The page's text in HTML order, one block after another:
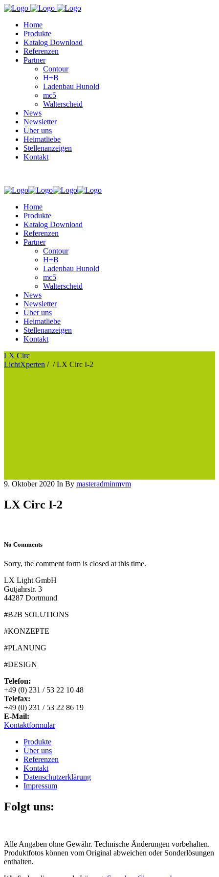
Home
Produkte
Katalog Download
Referenzen
Partner
Contour
H+B
Ladenbau Hunold
mc5
Walterscheid
News
Newsletter
Über uns
Heimatliebe
Stellenanzeigen
Kontakt
Home
Produkte
Katalog Download
Referenzen
Partner
Contour
H+B
Ladenbau Hunold
mc5
Walterscheid
News
Newsletter
Über uns
Heimatliebe
Stellenanzeigen
Kontakt
LX Circ
LichtXperten / /LX Circ I-2
9. Oktober 2020 In By masteradminmvm
LX Circ I-2
No Comments
Sorry, the comment form is closed at this time.
LX Light GmbH
Gutjahrstr. 3
44287 Dortmund
#B2B SOLUTIONS
#KONZEPTE
#PLANUNG
#DESIGN
Telefon:
+49 (0) 231 / 53 22 10 48
Telefax:
+49 (0) 231 / 53 22 86 19
E-Mail:
Kontaktformular
Produkte
Über uns
Referenzen
Kontakt
Datenschutzerklärung
Impressum
Folgt uns:
Alle Angaben ohne Gewähr. Technische Änderungen vorbehalten.
Produktfotos können vom Original abweichen oder Sonderlösungen
enthalten.